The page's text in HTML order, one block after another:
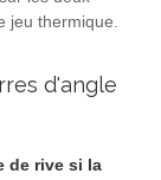
jeu thermique.
d'angle
de rive si la